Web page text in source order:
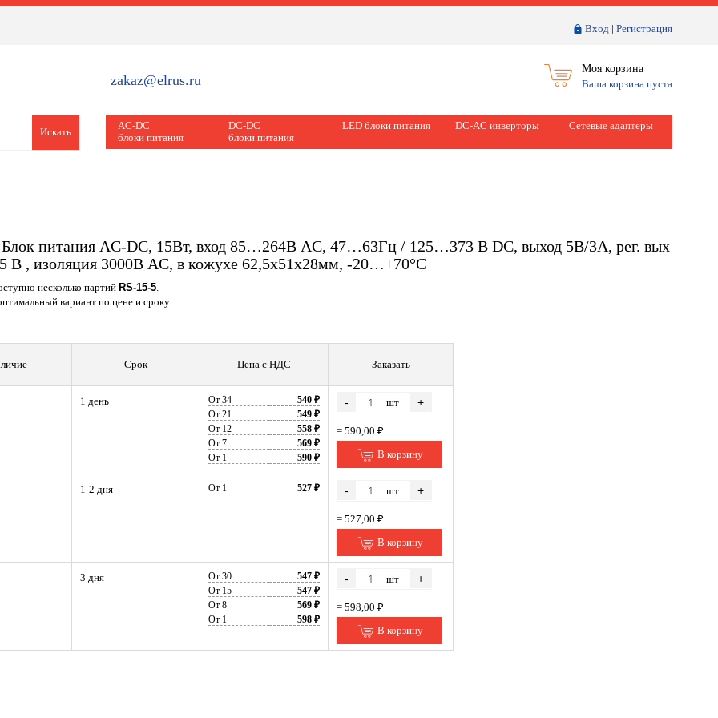
Вход | Регистрация
zakaz@elrus.ru
Моя корзина
Ваша корзина пуста
Искать
AC-DC
блоки питания
DC-DC
блоки питания
LED блоки питания DC-AC инверторы Сетевые адаптеры
питания AC-DC, 15Вт, вход 85…264В AC, 47…63Гц / 125…373 В DC, выход 5В/3A, рег. вых
В , изоляция 3000В AC, в кожухе 62,5х51х28мм, -20…+70°С
несколько партий RS-15-5
вариант по цене и сроку.
Срок Цена с НДС Заказать
1 день От 34
540 ₽
От 21
549 ₽
От 12
558 ₽
От 7
569 ₽
От 1
590 ₽
- шт +
= 590,00 ₽
В корзину
1-2 дня От 1 527 ₽ - шт +
= 527,00 ₽
В корзину
3 дня От 30
547 ₽
От 15
547 ₽
От 8
569 ₽
От 1
598 ₽
- шт +
= 598,00 ₽
В корзину